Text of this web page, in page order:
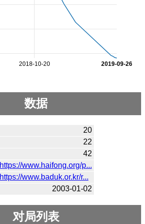
2018-10-20 2019-09-26
数据
20
22
42
https://www.haifong.org/p...
https://www.baduk.or.kr/r...
2003-01-02
对局列表